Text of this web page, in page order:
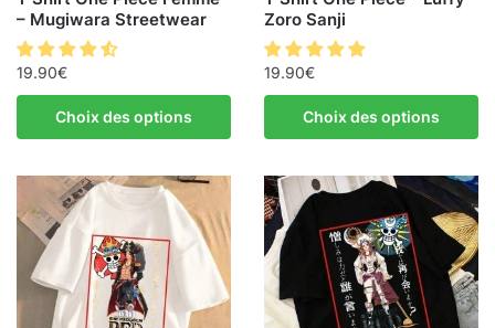
– Mugiwara Streetwear
19.90€
Choix des options
Zoro Sanji
19.90€
Choix des options